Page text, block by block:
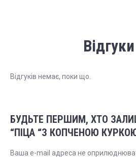
Відгуки
Відгуків немає, поки що.
БУДЬТЕ ПЕРШИМ, ХТО
“ПІЦА “З КОПЧЕНОЮ
Ваша e-mail адреса не